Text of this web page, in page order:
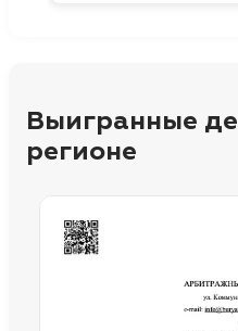
Выигранные
регионе